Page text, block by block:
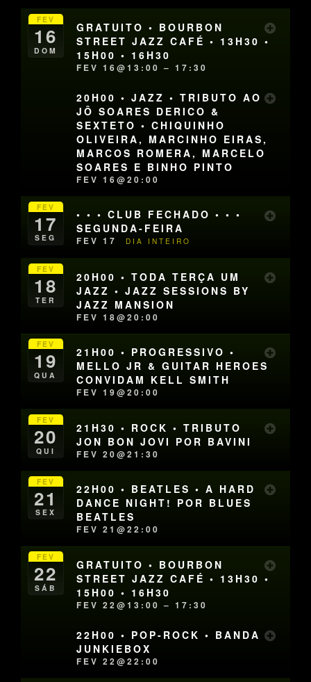
FEV
16
DOM
GRATUITO • BOURBON
STREET JAZZ CAFÉ • 13H30 •
15H00 • 16H30
FEV 16@13:00 – 17:30
20H00 • JAZZ • TRIBUTO AO
JÔ SOARES DERICO &
SEXTETO • CHIQUINHO
OLIVEIRA, MARCINHO EIRAS,
MARCOS ROMERA, MARCELO
SOARES E BINHO PINTO
FEV 16@20:00
FEV
17
SEG
• • • CLUB FECHADO • • •
SEGUNDA-FEIRA
FEV 17 DIA INTEIRO
FEV
18
TER
20H00 • TODA TERÇA UM
JAZZ • JAZZ SESSIONS BY
JAZZ MANSION
FEV 18@20:00
FEV
19
QUA
21H00 • PROGRESSIVO •
MELLO JR & GUITAR HEROES
CONVIDAM KELL SMITH
FEV 19@20:00
FEV
20
QUI
21H30 • ROCK • TRIBUTO
JON BON JOVI POR BAVINI
FEV 20@21:30
FEV
21
SEX
22H00 • BEATLES • A HARD
DANCE NIGHT! POR BLUES
BEATLES
FEV 21@22:00
FEV
22
SÁB
GRATUITO • BOURBON
STREET JAZZ CAFÉ • 13H30 •
15H00 • 16H30
FEV 22@13:00 – 17:30
22H00 • POP-ROCK • BANDA
JUNKIEBOX
FEV 22@22:00